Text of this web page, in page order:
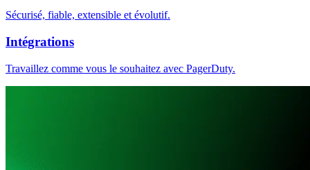
Sécurisé, fiable, extensible et évolutif.
Intégrations
Travaillez comme vous le souhaitez avec PagerDuty.